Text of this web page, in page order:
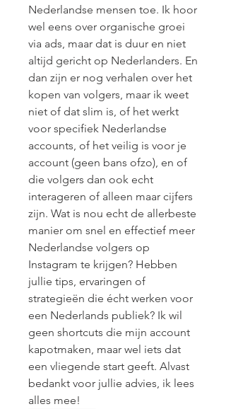
Nederlandse mensen toe. Ik hoor
wel eens over organische groei
via ads, maar dat is duur en niet
altijd gericht op Nederlanders. En
dan zijn er nog verhalen over het
kopen van volgers, maar ik weet
niet of dat slim is, of het werkt
voor specifiek Nederlandse
accounts, of het veilig is voor je
account (geen bans ofzo), en of
die volgers dan ook echt
interageren of alleen maar cijfers
zijn. Wat is nou echt de allerbeste
manier om snel en effectief meer
Nederlandse volgers op
Instagram te krijgen? Hebben
jullie tips, ervaringen of
strategieën die écht werken voor
een Nederlands publiek? Ik wil
geen shortcuts die mijn account
kapotmaken, maar wel iets dat
een vliegende start geeft. Alvast
bedankt voor jullie advies, ik lees
alles mee!